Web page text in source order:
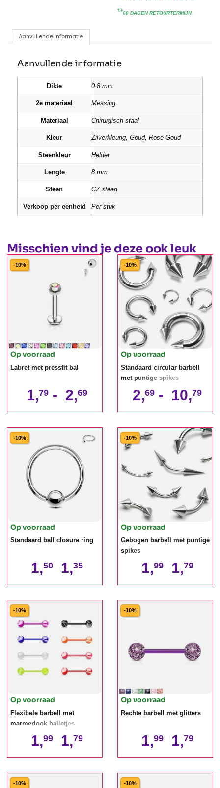
60 DAGEN RETOURTERMIJN
Aanvullende informatie
Aanvullende informatie
Dikte 0.8 mm
2e materiaal Messing
Materiaal Chirurgisch staal
Kleur Zilverkleurig, Goud, Rose Goud
Steenkleur Helder
Lengte 8 mm
Steen CZ steen
Verkoop per eenheid Per stuk
Misschien vind je deze ook leuk
-10%
Op voorraad
Labret met pressfit bal
1,79 - 2,69
-10%
Op voorraad
Standaard circular barbell
met puntige spikes
2,69 - 10,79
-10%
Op voorraad
Standaard ball closure ring
1,50 1,35
-10%
Op voorraad
Gebogen barbell met puntige
spikes
1,99 1,79
-10%
Op voorraad
Flexibele barbell met
marmerlook balletjes
1,99 1,79
-10%
Op voorraad
Rechte barbell met glitters
1,99 1,79
-10% -10%